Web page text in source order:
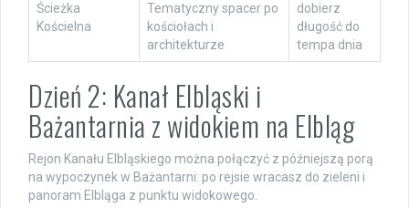
Ścieżka
Kościelna
Tematyczny spacer po
kościołach i
architekturze
dobierz
długość do
tempa dnia
Dzień 2: Kanał Elbląski i
Bażantarnia z widokiem na Elbląg
Rejon Kanału Elbląskiego można połączyć z późniejszą porą
na wypoczynek w Bażantarni: po rejsie wracasz do zieleni i
panoram Elbląga z punktu widokowego.